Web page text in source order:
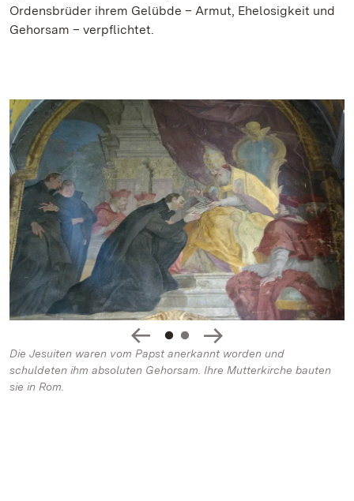
Ordensbrüder ihrem Gelübde – Armut, Ehelosigkeit und
Gehorsam – verpflichtet.
Die Jesuiten waren vom Papst anerkannt worden und
schuldeten ihm absoluten Gehorsam. Ihre Mutterkirche bauten
sie in Rom.